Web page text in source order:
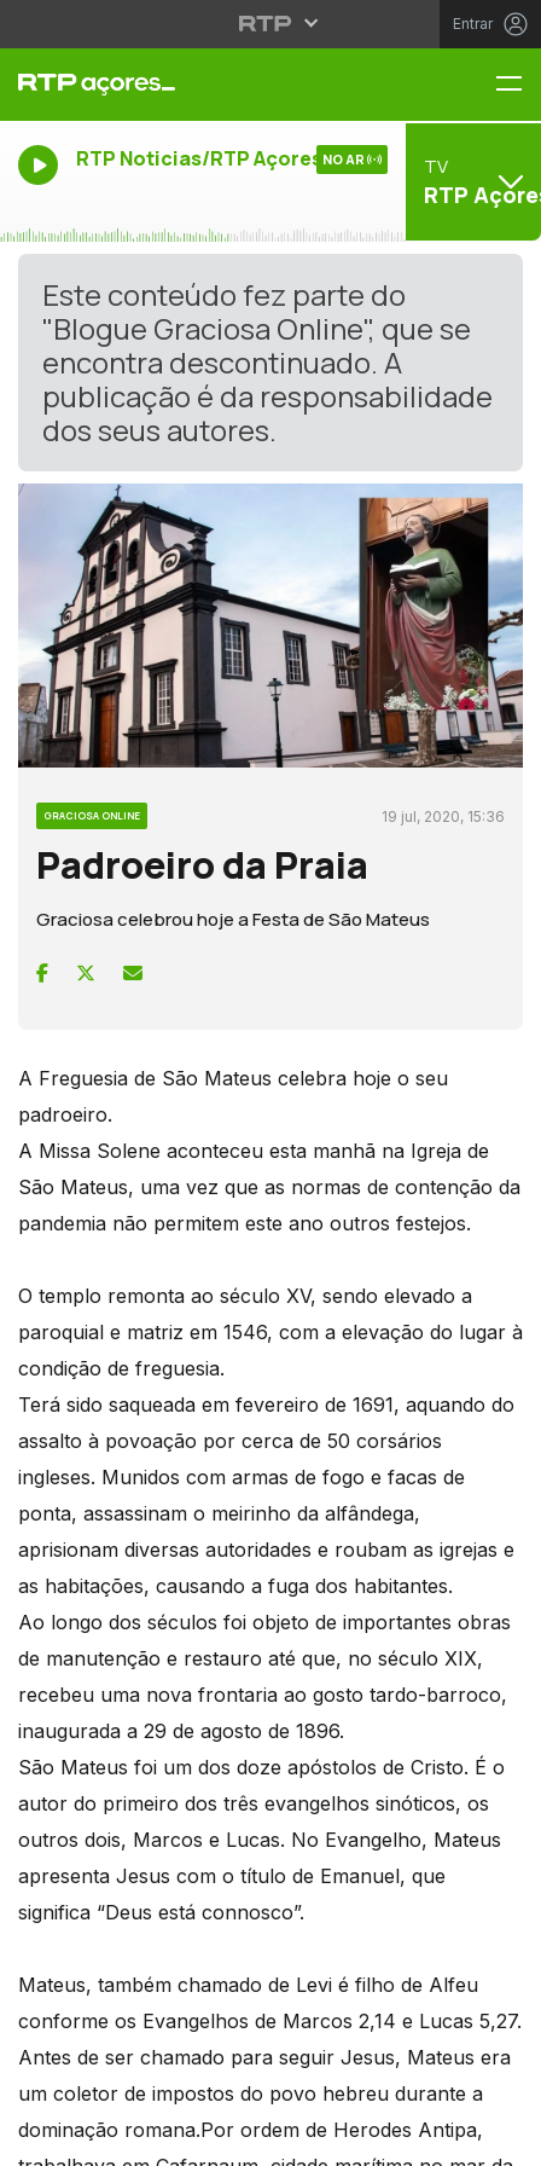
Entrar
RTP Noticias/RTP Açores NO AR TV
RTP
Este conteúdo fez parte do
"Blogue Graciosa Online", que se
encontra descontinuado. A
publicação é da responsabilidade
dos seus autores.
GRACIOSA ONLINE 19 jul, 2020, 15:36
Padroeiro da Praia
Graciosa celebrou hoje a Festa de São Mateus
A Freguesia de São Mateus celebra hoje o seu
padroeiro.
A Missa Solene aconteceu esta manhã na Igreja de
São Mateus, uma vez que as normas de contenção da
pandemia não permitem este ano outros festejos.
O templo remonta ao século XV, sendo elevado a
paroquial e matriz em 1546, com a elevação do lugar à
condição de freguesia.
Terá sido saqueada em fevereiro de 1691, aquando do
assalto à povoação por cerca de 50 corsários
ingleses. Munidos com armas de fogo e facas de
ponta, assassinam o meirinho da alfândega,
aprisionam diversas autoridades e roubam as igrejas e
as habitações, causando a fuga dos habitantes.
Ao longo dos séculos foi objeto de importantes obras
de manutenção e restauro até que, no século XIX,
recebeu uma nova frontaria ao gosto tardo-barroco,
inaugurada a 29 de agosto de 1896.
São Mateus foi um dos doze apóstolos de Cristo. É o
autor do primeiro dos três evangelhos sinóticos, os
outros dois, Marcos e Lucas. No Evangelho, Mateus
apresenta Jesus com o título de Emanuel, que
significa “Deus está connosco”.
Mateus, também chamado de Levi é filho de Alfeu
conforme os Evangelhos de Marcos 2,14 e Lucas 5,27.
Antes de ser chamado para seguir Jesus, Mateus era
um coletor de impostos do povo hebreu durante a
dominação romana.Por ordem de Herodes Antipa,